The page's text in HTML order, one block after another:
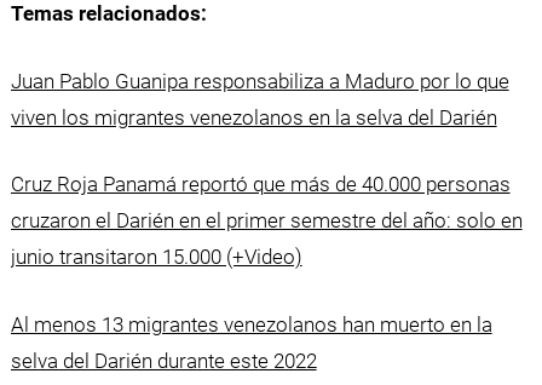
Temas relacionados:
Juan Pablo Guanipa responsabiliza a Maduro por lo que
viven los migrantes venezolanos en la selva del Darién
Cruz Roja Panamá reportó que más de 40.000 personas
cruzaron el Darién en el primer semestre del año: solo en
junio transitaron 15.000 (+Video)
Al menos 13 migrantes venezolanos han muerto en la
selva del Darién durante este 2022